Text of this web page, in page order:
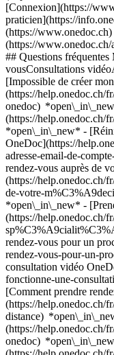
[Connexion](https://
praticien](https://
(https://
(https://www.onedoc.ch/
## Questions
vousConsultations
[Impossible de créer
(https://help.onedoc.ch/
onedoc)
(https://help.onedoc.ch/
*open\_in\_new* -
OneDoc](https://
adresse-email-de-
rendez-vous auprès de
(https://help.onedoc.ch/
de-votre-
*open\_in\_new* -
(https://help.onedoc.ch/
rendez-vous pour un
rendez-vous-pour-un-
consultation vidéo
fonctionne-une-
[Comment prendre
(https://help.onedoc.ch/
distance)
(https://help.onedoc.ch/
onedoc)